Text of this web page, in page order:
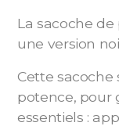
La sacoche
une version
Cette sacoche
potence, pour
essentiels :